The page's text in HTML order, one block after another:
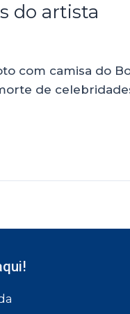
do artista
com camisa do
de